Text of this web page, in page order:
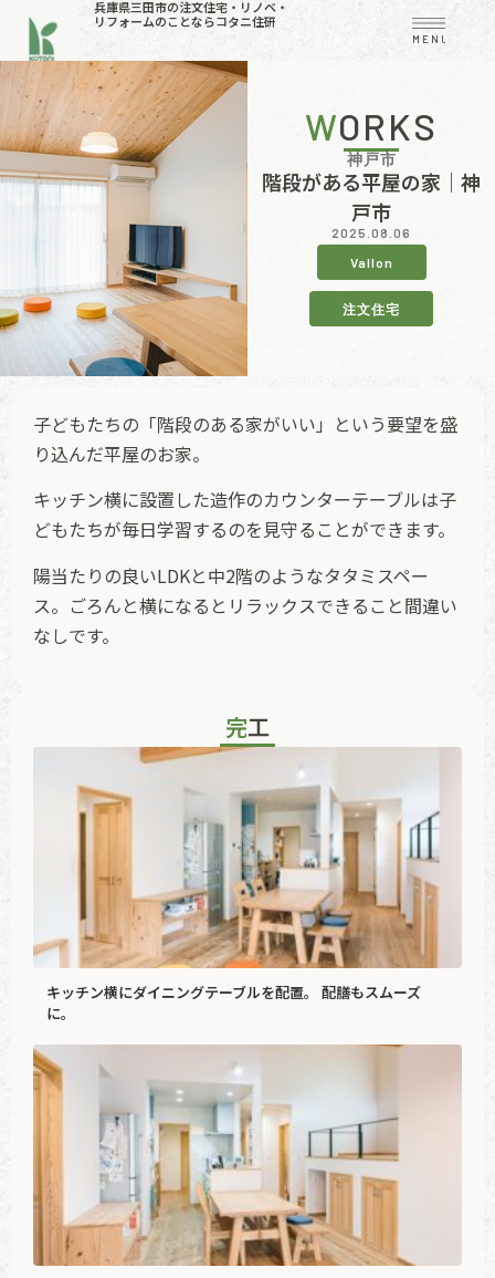
兵庫県三田市の注文住宅・リノベ・
リフォームのことならコタニ住研
MENU
WORKS
神戸市
階段がある平屋の家｜神
戸市
2025.08.06
Vallon
注文住宅
子どもたちの「階段のある家がいい」という要望を盛
り込んだ平屋のお家。
キッチン横に設置した造作のカウンターテーブルは子
どもたちが毎日学習するのを見守ることができます。
陽当たりの良いLDKと中2階のようなタタミスペー
ス。ごろんと横になるとリラックスできること間違い
なしです。
完工
キッチン横にダイニングテーブルを配置。 配膳もスムーズ
に。